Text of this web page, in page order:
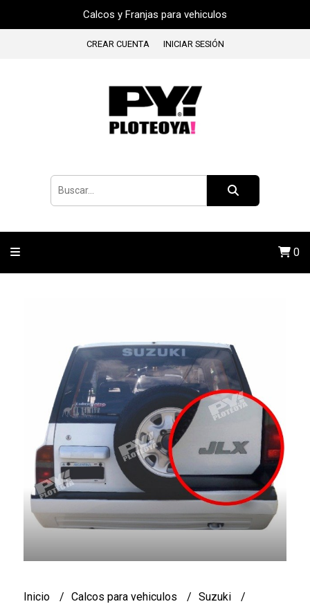
Calcos y Franjas para vehiculos
CREAR CUENTA INICIAR SESIÓN
0
Inicio Calcos para vehiculos
Suzuki